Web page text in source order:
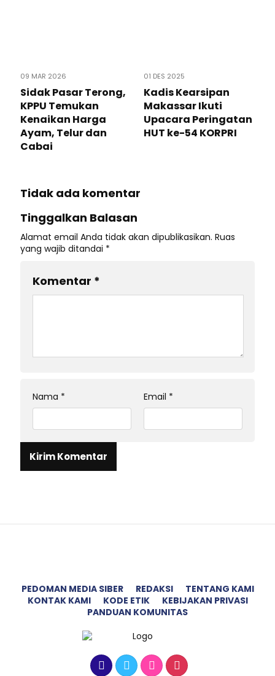
09 MAR 2026
Sidak Pasar Terong,
KPPU Temukan
Kenaikan Harga
Ayam, Telur dan
Cabai
01 DES 2025
Kadis Kearsipan
Makassar Ikuti
Upacara Peringatan
HUT ke-54 KORPRI
Tidak ada komentar
Tinggalkan Balasan
Alamat email Anda tidak akan dipublikasikan. Ruas
yang wajib ditandai *
Komentar *
Nama * Email *
PEDOMAN MEDIA SIBER REDAKSI
TENTANG KAMI
KONTAK KAMI
KODE ETIK
KEBIJAKAN PRIVASI
PANDUAN KOMUNITAS